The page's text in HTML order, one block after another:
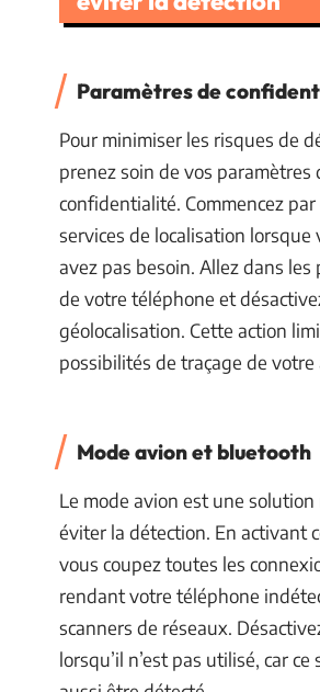
Paramètres de
Pour minimiser les risques de
prenez soin de vos paramètres
confidentialité. Commencez
services de localisation lorsque
avez pas besoin. Allez dans les
de votre téléphone et
géolocalisation. Cette action
possibilités de traçage de votre
Mode avion et bluetooth
Le mode avion est une
éviter la détection. En activant
vous coupez toutes les
rendant votre téléphone
scanners de réseaux.
lorsqu’il n’est pas utilisé, car